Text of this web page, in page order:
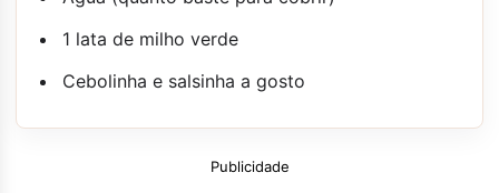
1 lata de milho verde
Cebolinha e salsinha a gosto
Publicidade